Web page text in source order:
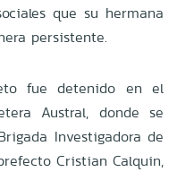
que su hermana
persistente.
fue detenido en el
Austral, donde se
Investigadora de
Cristian Calquin,